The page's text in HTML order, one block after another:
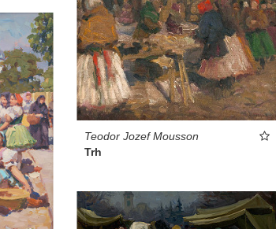
Teodor Jozef Mousson
Trh